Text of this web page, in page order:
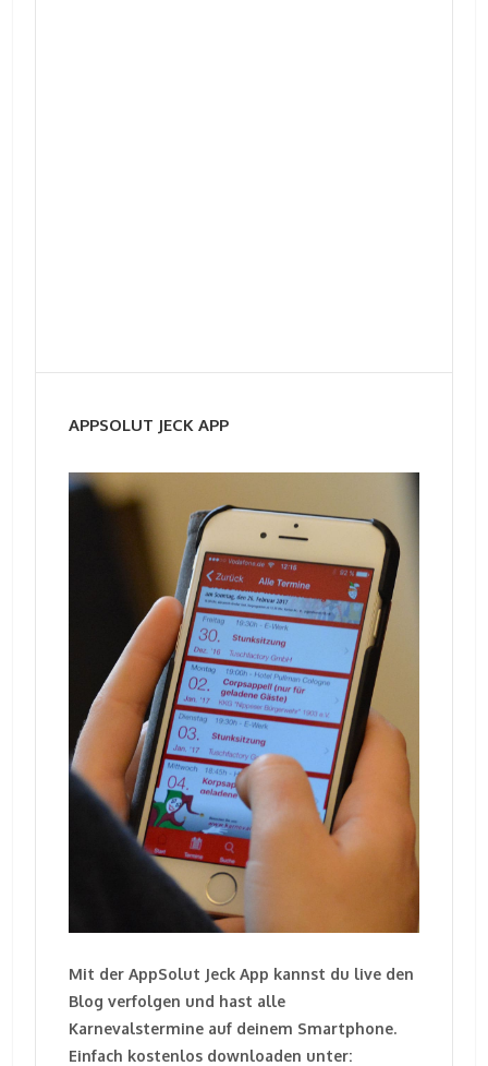
APPSOLUT JECK APP
Mit der AppSolut Jeck App kannst du live den
Blog verfolgen und hast alle
Karnevalstermine auf deinem Smartphone.
Einfach kostenlos downloaden unter: